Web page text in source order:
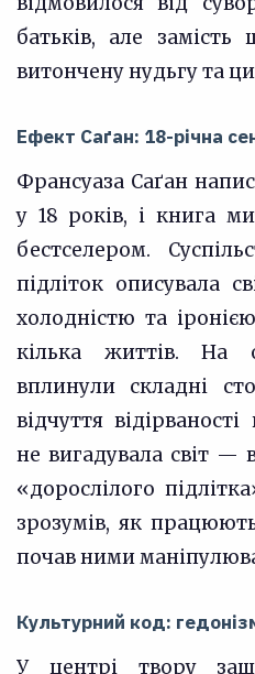
батьків, але
витончену нудьгу та
Ефект Саґан: 18-річна
Франсуаза Саґан
у 18 років, і книга
бестселером.
підліток описувала
холодністю та
кілька життів. На
вплинули складні
відчуття
не вигадувала світ —
«дорослілого
зрозумів, як
почав ними
Культурний код:
У центрі твору